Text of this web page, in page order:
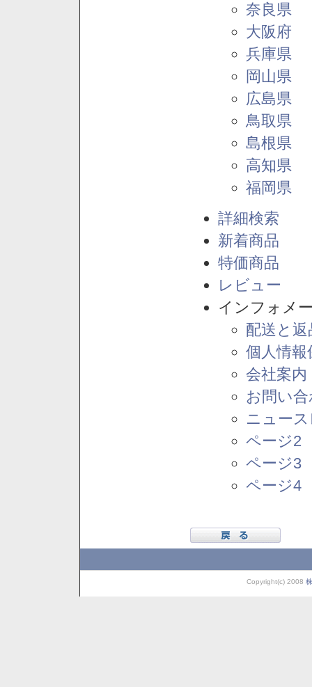
奈良県
大阪府
兵庫県
岡山県
広島県
鳥取県
島根県
高知県
福岡県
詳細検索
新着商品
特価商品
レビュー
インフォメ
配送と
個人情報
会社案内
お問い
ニュー
ページ2
ページ3
ページ4
Copyright(c) 2008